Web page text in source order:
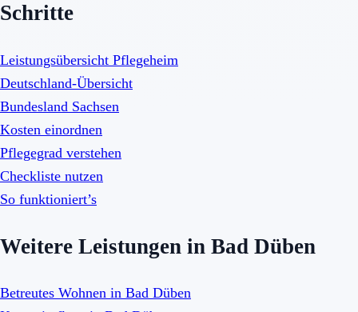
Schritte
Leistungsübersicht Pflegeheim
Deutschland-Übersicht
Bundesland Sachsen
Kosten einordnen
Pflegegrad verstehen
Checkliste nutzen
So funktioniert’s
Weitere Leistungen in Bad Düben
Betreutes Wohnen in Bad Düben